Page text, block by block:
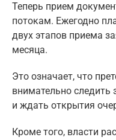
Теперь прием
потокам. Ежегодно
двух этапов приема
месяца.
Это означает, что
внимательно
и ждать открытия
Кроме того, власти